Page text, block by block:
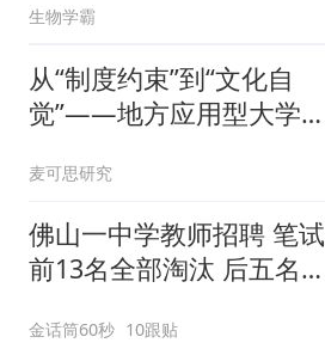
生物学霸
从“制度约束”到“文化自
觉”——地方应用型大学的
麦可思研究
佛山一中学教师招聘 笔试
前13名全部淘汰 后五名全
金话筒60秒 10跟贴